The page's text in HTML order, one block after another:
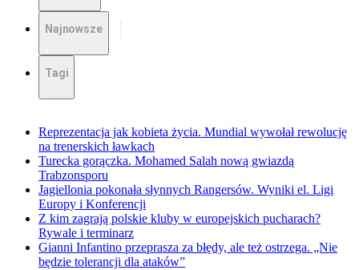
Najnowsze
Tagi
Reprezentacja jak kobieta życia. Mundial wywołał rewolucję
na trenerskich ławkach
Turecka gorączka. Mohamed Salah nową gwiazdą
Trabzonsporu
Jagiellonia pokonała słynnych Rangersów. Wyniki el. Ligi
Europy i Konferencji
Z kim zagrają polskie kluby w europejskich pucharach?
Rywale i terminarz
Gianni Infantino przeprasza za błędy, ale też ostrzega. „Nie
będzie tolerancji dla ataków”